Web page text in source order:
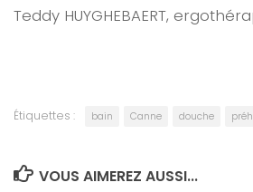
Teddy HUYGHEBAERT,
Étiquettes : bain Canne douche
VOUS AIMEREZ AUSSI...